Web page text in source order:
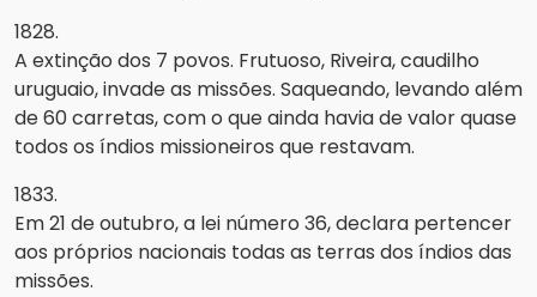
1828.
A extinção dos 7 povos. Frutuoso, Riveira, caudilho
uruguaio, invade as missões. Saqueando, levando além
de 60 carretas, com o que ainda havia de valor quase
todos os índios missioneiros que restavam.
1833.
Em 21 de outubro, a lei número 36, declara pertencer
aos próprios nacionais todas as terras dos índios das
missões.